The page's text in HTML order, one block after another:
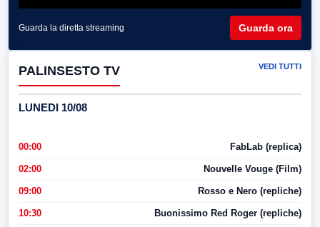
Guarda la diretta streaming Guarda ora
PALINSESTO TV VEDI TUTTI
LUNEDI 10/08
00:00 FabLab (replica)
02:00 Nouvelle Vouge (Film)
09:00 Rosso e Nero (repliche)
10:30 Buonissimo Red Roger (repliche)